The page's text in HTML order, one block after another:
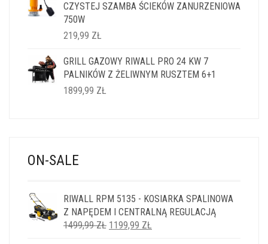
1499,99 ZŁ.1199,99 ZŁ.
CZYSTEJ SZAMBA ŚCIEKÓW ZANURZENIOWA
750W
219,99 ZŁ
GRILL GAZOWY RIWALL PRO 24 KW 7
PALNIKÓW Z ŻELIWNYM RUSZTEM 6+1
1899,99 ZŁ
ON-SALE
RIWALL RPM 5135 - KOSIARKA SPALINOWA
Z NAPĘDEM I CENTRALNĄ REGULACJĄ
1499,99ZŁ PIERWOTNA
1199,99 ZŁ